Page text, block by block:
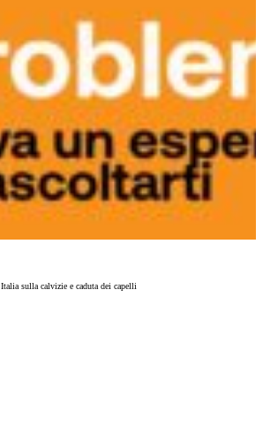
sulla calvizie e caduta dei capelli